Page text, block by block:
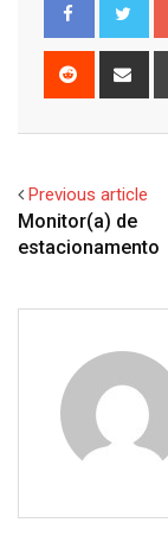
Reddit
Previous article
Monitor(a) de
estacionamento